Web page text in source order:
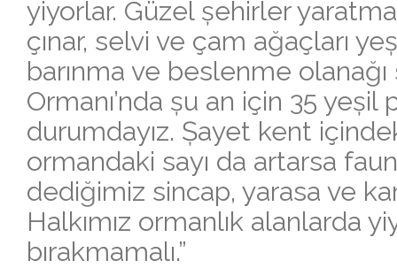
yiyorlar. Güzel șehirler
çınar, selvi ve çam ağaçları
barınma ve beslenme olanağı
Ormanı’nda șu an için 35
durumdayız. Șayet kent
ormandaki sayı da artarsa
dediğimiz sincap, yarasa ve
Halkımız ormanlık alanlarda
bırakmamalı.”